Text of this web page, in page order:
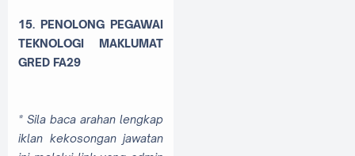
15. PENOLONG PEGAWAI
TEKNOLOGI MAKLUMAT
GRED FA29
* Sila baca arahan lengkap
iklan kekosongan jawatan